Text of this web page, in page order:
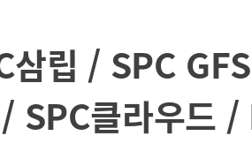
삼립 / SPC
/ SPC클라우드